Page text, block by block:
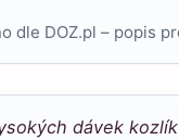
dle DOZ.pl – popis
dávek